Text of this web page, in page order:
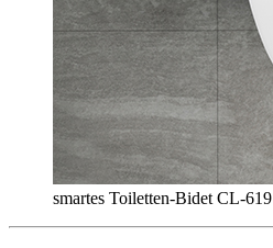
smartes Toiletten-Bidet CL-619